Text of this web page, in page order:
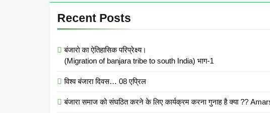
Recent Posts
बंजारो का ऐतिहासिक परिप्रेक्ष्य।
(Migration of banjara tribe to south India) भाग-1
विश्व बंजारा दिवस… 08 एप्रिल
बंजारा समाज को संघठित करने के लिए कार्यक्रम करना गुनाह है क्या ??